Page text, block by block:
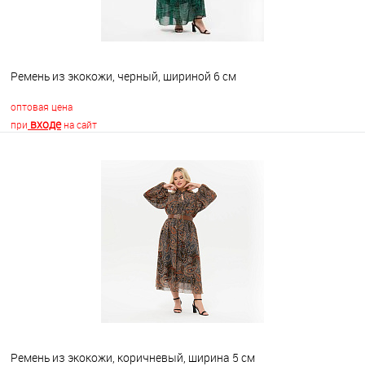
Ремень из экокожи, черный, шириной 6 см
оптовая цена
при входена сайт
В корзину
Ремень из экокожи, коричневый, ширина 5 см